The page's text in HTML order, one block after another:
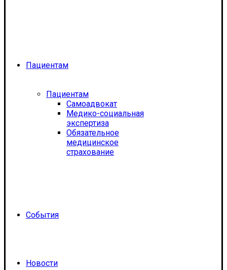
Пациентам
Пациентам
Самоадвокат
Медико-социальная
экспертиза
Обязательное
медицинское
страхование
События
Новости